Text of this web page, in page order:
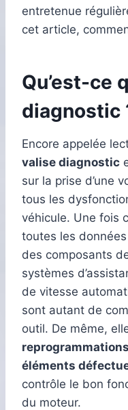
entretenue
cet article,
Qu’est-ce
diagnostic
Encore appelée
valise diagnostic
sur la prise d’une
tous les
véhicule. Une fois
toutes les
des composants
systèmes
de vitesse
sont autant de
outil. De même,
éléments
contrôle le bon
du moteur.